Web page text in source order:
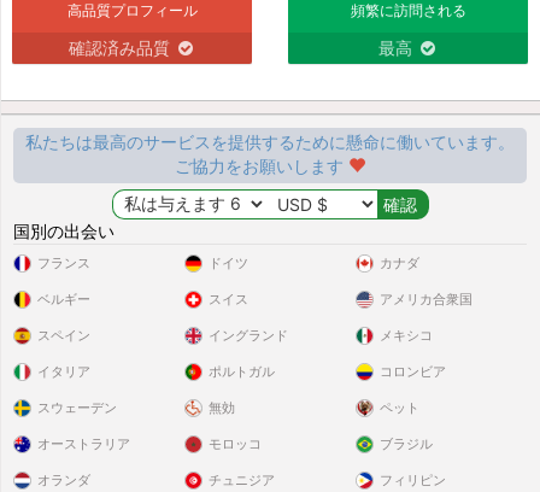
高品質プロフィール
確認済み品質
頻繁に訪問される
最高
私たちは最高のサービスを提供するために懸命に働いています。
ご協力をお願いします
国別の出会い
フランス
ベルギー
スペイン
イタリア
スウェーデン
ドイツ
スイス
イングランド
ポルトガル
無効
カナダ
アメリカ合衆国
メキシコ
コロンビア
ペット
オーストラリア
オランダ
モロッコ
チュニジア
ブラジル
フィリピン